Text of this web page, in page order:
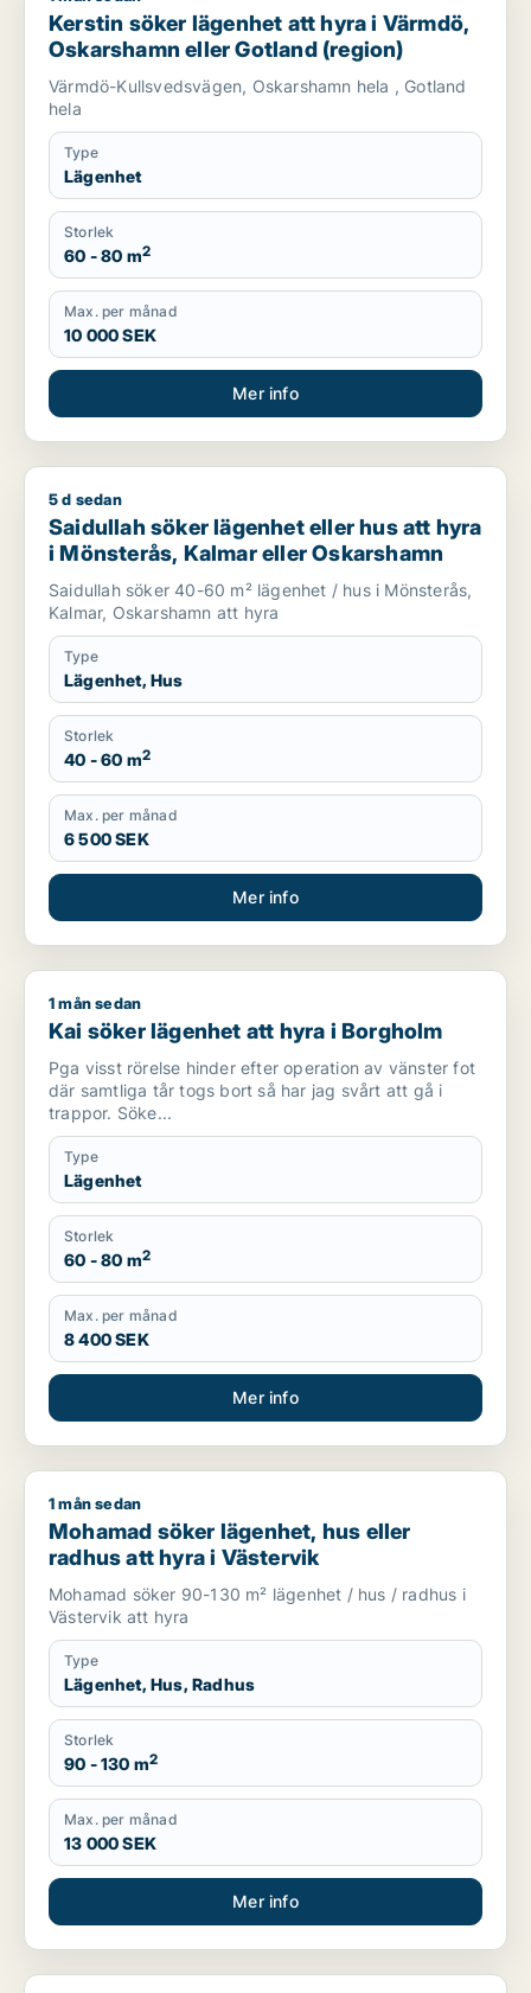
Kerstin söker lägenhet att hyra i Värmdö,
Oskarshamn eller Gotland (region)
Värmdö-Kullsvedsvägen, Oskarshamn hela , Gotland
hela
Type
Lägenhet
Storlek
60 - 80 m2
Max. per månad
10 000 SEK
Mer info
Saidullah söker lägenhet eller hus att hyra i Mönsterås,
5 d sedan
Saidullah söker lägenhet eller hus att hyra
i Mönsterås, Kalmar eller Oskarshamn
Saidullah söker 40-60 m² lägenhet / hus i Mönsterås,
Kalmar, Oskarshamn att hyra
Type
Lägenhet, Hus
Storlek
40 - 60 m2
Max. per månad
6 500 SEK
Mer info
Kai söker lägenhet att hyra i Borgholm
1 mån sedan
Kai söker lägenhet att hyra i Borgholm
Pga visst rörelse hinder efter operation av vänster fot
där samtliga tår togs bort så har jag svårt att gå i
trappor. Söke...
Type
Lägenhet
Storlek
60 - 80 m2
Max. per månad
8 400 SEK
Mer info
Mohamad söker lägenhet, hus eller radhus att hyra i
1 mån sedan
Mohamad söker lägenhet, hus eller
radhus att hyra i Västervik
Mohamad söker 90-130 m² lägenhet / hus / radhus i
Västervik att hyra
Type
Lägenhet, Hus, Radhus
Storlek
90 - 130 m2
Max. per månad
13 000 SEK
Mer info